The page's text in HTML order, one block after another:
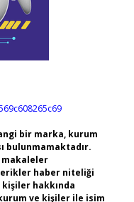
bir marka, kurum
bulunmamaktadır.
makaleler
haber niteliği
hakkında
ve kişiler ile isim